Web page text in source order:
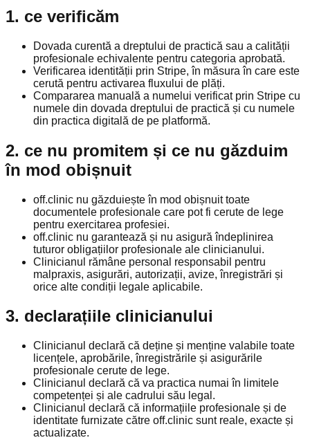
1. ce verificăm
Dovada curentă a dreptului de practică sau a calității
profesionale echivalente pentru categoria aprobată.
Verificarea identității prin Stripe, în măsura în care este
cerută pentru activarea fluxului de plăți.
Compararea manuală a numelui verificat prin Stripe cu
numele din dovada dreptului de practică și cu numele
din practica digitală de pe platformă.
2. ce nu promitem și ce nu găzduim
în mod obișnuit
off.clinic nu găzduiește în mod obișnuit toate
documentele profesionale care pot fi cerute de lege
pentru exercitarea profesiei.
off.clinic nu garantează și nu asigură îndeplinirea
tuturor obligațiilor profesionale ale clinicianului.
Clinicianul rămâne personal responsabil pentru
malpraxis, asigurări, autorizații, avize, înregistrări și
orice alte condiții legale aplicabile.
3. declarațiile clinicianului
Clinicianul declară că deține și menține valabile toate
licențele, aprobările, înregistrările și asigurările
profesionale cerute de lege.
Clinicianul declară că va practica numai în limitele
competenței și ale cadrului său legal.
Clinicianul declară că informațiile profesionale și de
identitate furnizate către off.clinic sunt reale, exacte și
actualizate.